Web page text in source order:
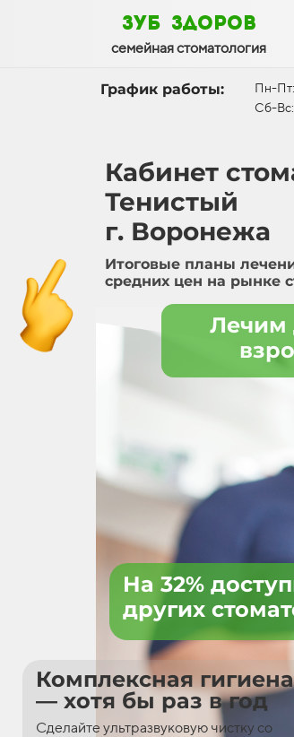
зуб здоров
семейная стоматология
График работы:
Пн-
Сб-
Комплексная гигиена
— хотя бы раз в год
Сделайте ультразвуковую чистку со
Лечим
Кабинет
Тенистый
г. Воронежа
Итоговые планы
средних цен на рынке
На 32%
других